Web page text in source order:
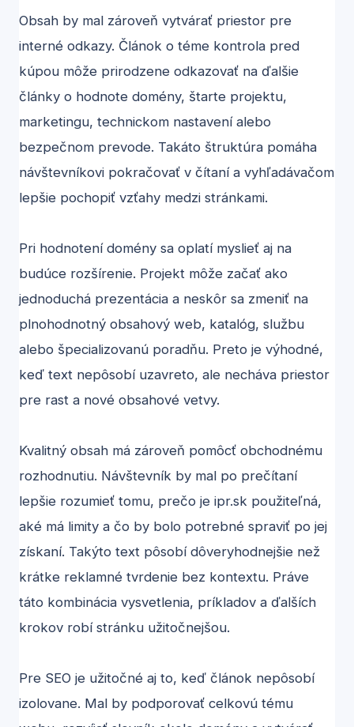
Obsah by mal zároveň vytvárať priestor pre
interné odkazy. Článok o téme kontrola pred
kúpou môže prirodzene odkazovať na ďalšie
články o hodnote domény, štarte projektu,
marketingu, technickom nastavení alebo
bezpečnom prevode. Takáto štruktúra pomáha
návštevníkovi pokračovať v čítaní a vyhľadávačom
lepšie pochopiť vzťahy medzi stránkami.
Pri hodnotení domény sa oplatí myslieť aj na
budúce rozšírenie. Projekt môže začať ako
jednoduchá prezentácia a neskôr sa zmeniť na
plnohodnotný obsahový web, katalóg, službu
alebo špecializovanú poradňu. Preto je výhodné,
keď text nepôsobí uzavreto, ale necháva priestor
pre rast a nové obsahové vetvy.
Kvalitný obsah má zároveň pomôcť obchodnému
rozhodnutiu. Návštevník by mal po prečítaní
lepšie rozumieť tomu, prečo je ipr.sk použiteľná,
aké má limity a čo by bolo potrebné spraviť po jej
získaní. Takýto text pôsobí dôveryhodnejšie než
krátke reklamné tvrdenie bez kontextu. Práve
táto kombinácia vysvetlenia, príkladov a ďalších
krokov robí stránku užitočnejšou.
Pre SEO je užitočné aj to, keď článok nepôsobí
izolovane. Mal by podporovať celkovú tému